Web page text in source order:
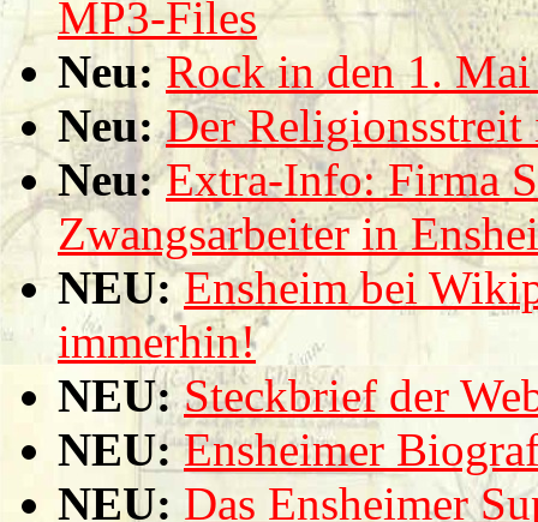
MP3-Files
Neu: Rock in den 1.
Neu: Der
Neu:Extra-Info: Firma
Zwangsarbeiter in
NEU: Ensheim bei
immerhin!
NEU: Steckbrief der
NEU: Ensheimer
NEU: Das Ensheimer